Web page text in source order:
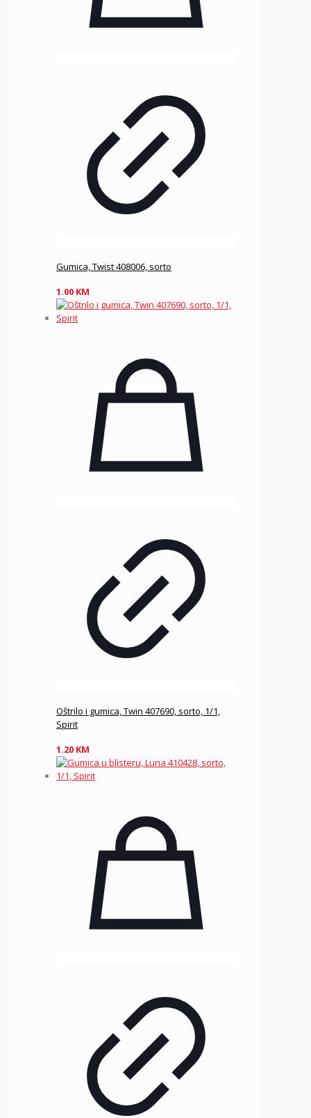
Gumica, Twist 408006, sorto
1.00 KM
Oštrilo i gumica, Twin 407690, sorto, 1/1,
Spirit
1.20 KM